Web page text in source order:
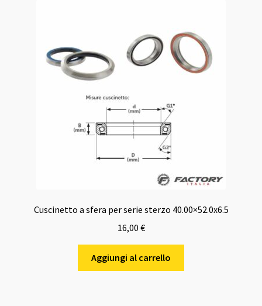
Cuscinetto a sfera per serie sterzo 40.00×52.0x6.5
16,00 €
Aggiungi al carrello